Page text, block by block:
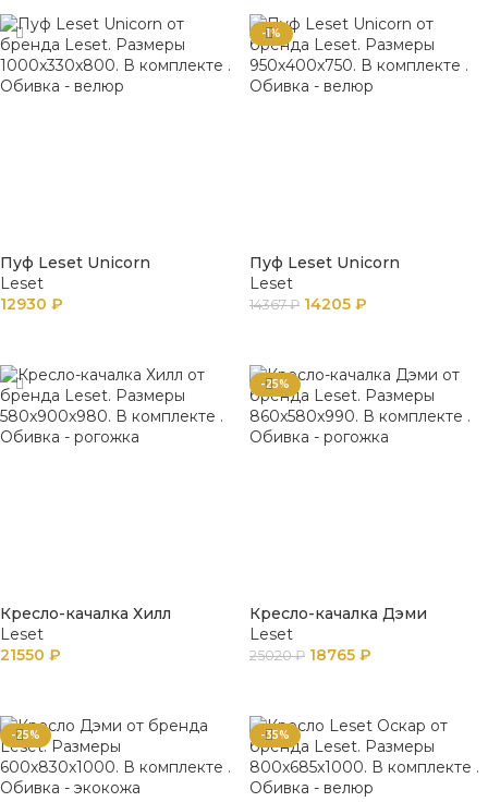
Пуф Leset Unicorn
Leset
12930 ₽
-1%
Пуф Leset Unicorn
Leset
14367₽ 14205 ₽
Кресло-качалка Хилл
Leset
21550 ₽
-25%
Кресло-качалка Дэми
Leset
25020₽ 18765 ₽
-25% -35%